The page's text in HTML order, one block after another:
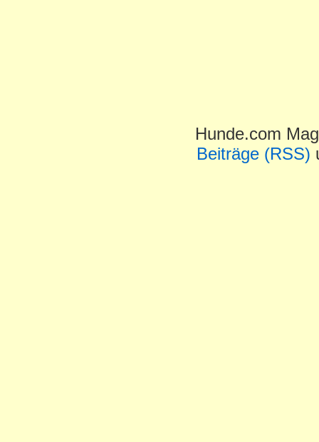
Hunde.com
Beiträge (RSS)